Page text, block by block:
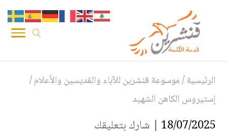
الرئيسية/موسوعة قنشرين للآباء والقديسين والأعلام/
إستيروس الكاهن الشهيد
18/07/2025 | شارك بتعليقك